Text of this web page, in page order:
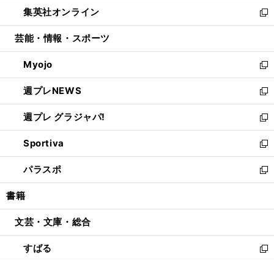
く
で
開
ド
ウ
開
く
ィ
ン
ウ
で
開
く
い
ウ
ン
ド
ウ
で
開
く
集英社オンライン
新
し
ウ
ィ
ン
ド
ウ
で
開
く
芸能・情報・スポーツ
Myojo
新
し
い
ウ
ィ
ン
ド
ウ
で
開
週プレNEWS
新
し
い
ウ
ィ
ン
ド
ウ
開
週プレ グラジャパ!
新
し
い
ウ
ィ
ン
ウ
開
く
Sportiva
新
し
い
ウ
ン
ウ
で
パラスポ
新
し
ウ
ン
ド
書籍
文芸・文庫・総合
すばる
新